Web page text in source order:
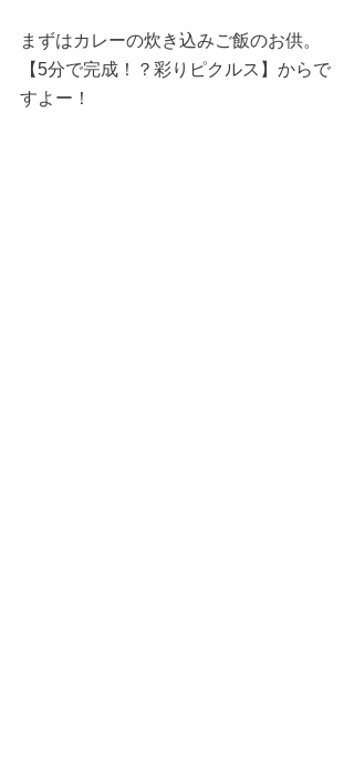
まずはカレーの炊き込みご飯のお供。
【5分で完成！？彩りピクルス】からで
すよー！